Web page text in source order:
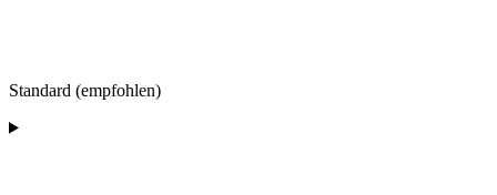
Standard (empfohlen)